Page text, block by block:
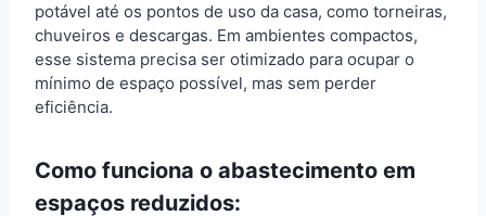
potável até os pontos de uso da casa, como torneiras,
chuveiros e descargas. Em ambientes compactos,
esse sistema precisa ser otimizado para ocupar o
mínimo de espaço possível, mas sem perder
eficiência.
Como funciona o abastecimento em
espaços reduzidos: